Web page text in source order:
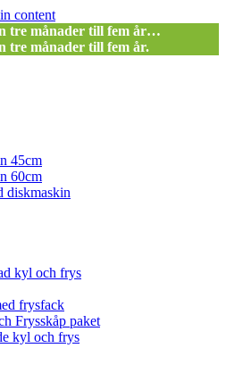
content
tre månader till fem år…
tre månader till fem år.
45cm
60cm
diskmaskin
kyl och frys
frysfack
Frysskåp paket
kyl och frys